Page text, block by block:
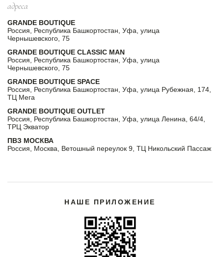
адреса
GRANDE BOUTIQUE
Россия, Республика Башкортостан, Уфа, улица
Чернышевского, 75
GRANDE BOUTIQUE CLASSIC MAN
Россия, Республика Башкортостан, Уфа, улица
Чернышевского, 75
GRANDE BOUTIQUE SPACE
Россия, Республика Башкортостан, Уфа, улица Рубежная, 174,
ТЦ Мега
GRANDE BOUTIQUE OUTLET
Россия, Республика Башкортостан, Уфа, улица Ленина, 64/4,
ТРЦ Экватор
ПВЗ МОСКВА
Россия, Москва, Ветошный переулок 9, ТЦ Никольский Пассаж
НАШЕ ПРИЛОЖЕНИЕ